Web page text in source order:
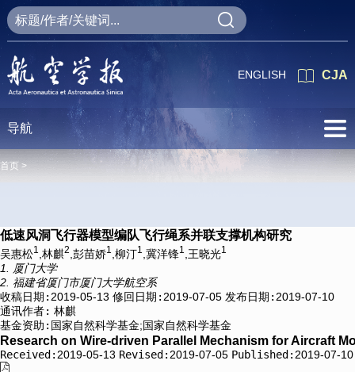
CJA
ENGLISH
导航
首页 >
低速风洞飞行器模型编队飞行绳系并联支撑机构研究
吴惠松1 ,林麒2 ,彭苗娇1 ,柳汀1 ,冀洋锋1 ,王晓光1
1. 厦门大学
2. 福建省厦门市厦门大学航空系
收稿日期: 2019-05-13 修回日期: 2019-07-05 发布日期: 2019-07-10
通讯作者: 林麒
基金资助: 国家自然科学基金;国家自然科学基金
Research on Wire-driven Parallel Mechanism for Aircraft
Received: 2019-05-13 Revised: 2019-07-05 Published: 2019-07-10